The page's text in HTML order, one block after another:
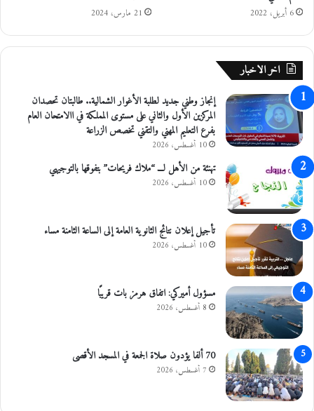
ن
م
د
ر
ي
د
ا
ج
ي
ا
ل
ق
ط
ر
ي
6 أبريل، 2022 21 مارس، 2024
اخر الاخبار
إنجاز وطني جديد لطلبة الأغوار الشمالية.. طالبتان تحصدان
المركزين الأول والثاني على مستوى المملكة في االامتحان العام
بفرع التعليم المهني والتقني تخصص الزراعة
10 أغسطس، 2026
تهنئة من الأهل لـــ “ملاك فريحات” بتفوقها بالتوجيهي
10 أغسطس، 2026
تأجيل إعلان نتائج الثانوية العامة إلى الساعة الثامنة مساء
10 أغسطس، 2026
مسؤول أميركي: اتفاق هرمز بات قريبًا
8 أغسطس، 2026
70 ألفا يؤدون صلاة الجمعة في المسجد الأقصى
7 أغسطس، 2026